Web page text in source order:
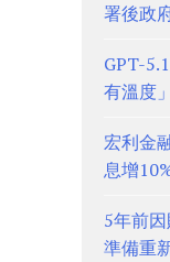
署後政
GPT-
有溫度」
宏利金
息增
5年前
準備重